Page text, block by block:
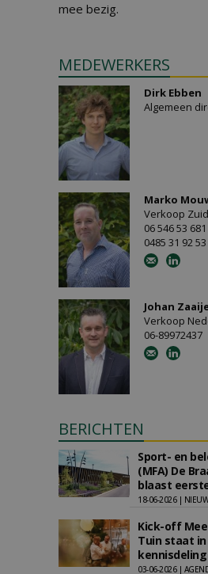
mee bezig.
MEDEWERKERS
Dirk Ebben
Algemeen
Marko
Verkoop
06 546 53 681
0485 31 92 53
Johan
Verkoop
06-89972437
BERICHTEN
Sport- en
(MFA) De
blaast
18-06-2026 |
Kick-off
Tuin staat
kennisdeling
03-06-2026 |